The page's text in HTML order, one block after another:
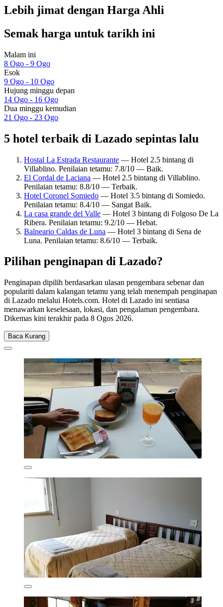
Lebih jimat dengan Harga Ahli
Semak harga untuk tarikh ini
Malam ini
8 Ogo - 9 Ogo
Esok
9 Ogo - 10 Ogo
Hujung minggu depan
14 Ogo - 16 Ogo
Dua minggu kemudian
21 Ogo - 23 Ogo
5 hotel terbaik di Lazado sepintas lalu
Hostal La Estrada Restaurante — Hotel 2.5 bintang di
Villablino. Penilaian tetamu: 7.8/10 — Baik.
El Cordal de Laciana — Hotel 2.5 bintang di Villablino.
Penilaian tetamu: 8.8/10 — Terbaik.
Hotel Coronel Somiedo — Hotel 3.5 bintang di Somiedo.
Penilaian tetamu: 8.4/10 — Sangat Baik.
La casa grande del Valle — Hotel 3 bintang di Folgoso De La
Ribera. Penilaian tetamu: 9.2/10 — Hebat.
Balneario Caldas de Luna — Hotel 3 bintang di Sena de
Luna. Penilaian tetamu: 8.6/10 — Terbaik.
Pilihan penginapan di Lazado?
Penginapan dipilih berdasarkan ulasan pengembara sebenar dan
populariti dalam kalangan tetamu yang telah menempah penginapan
di Lazado melalui Hotels.com. Hotel di Lazado ini sentiasa
menawarkan keselesaan, lokasi, dan pengalaman pengembara.
Dikemas kini terakhir pada 8 Ogos 2026.
Baca Kurang